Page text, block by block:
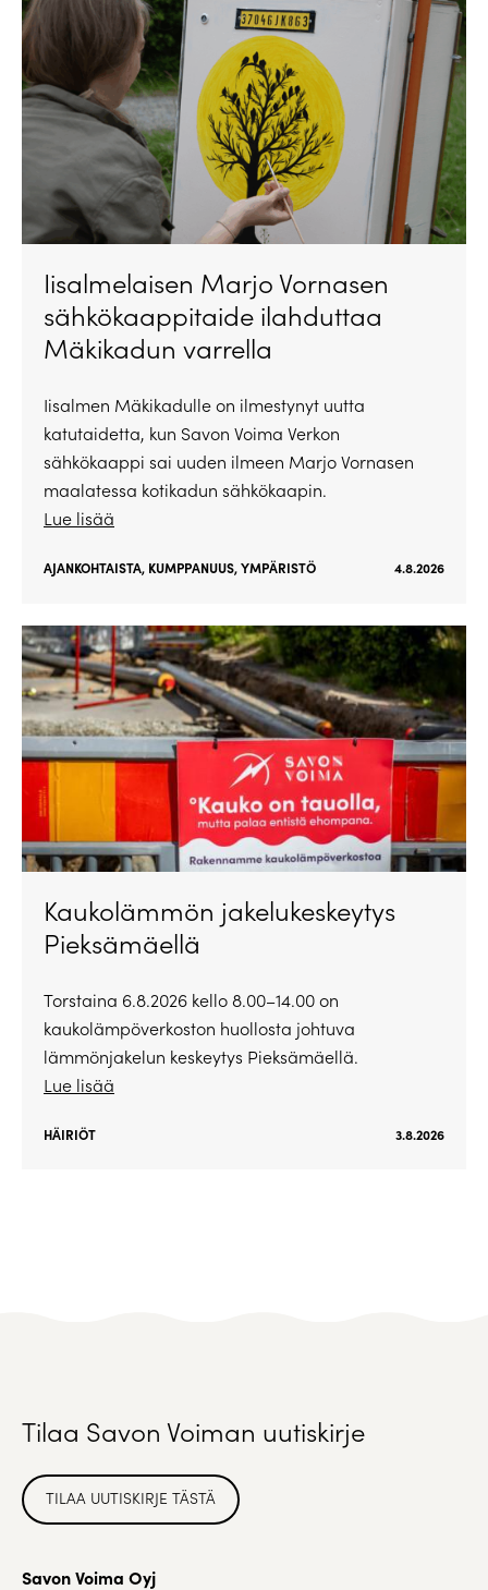
Iisalmelaisen Marjo Vornasen
sähkökaappitaide ilahduttaa
Mäkikadun varrella
Iisalmen Mäkikadulle on ilmestynyt uutta
katutaidetta, kun Savon Voima Verkon
sähkökaappi sai uuden ilmeen Marjo Vornasen
maalatessa kotikadun sähkökaapin.
Lue lisää
AJANKOHTAISTA, KUMPPANUUS,YMPÄRISTÖ 4.8.2026
Kaukolämmön jakelukeskeytys
Pieksämäellä
Torstaina 6.8.2026 kello 8.00–14.00 on
kaukolämpöverkoston huollosta johtuva
lämmönjakelun keskeytys Pieksämäellä.
Lue lisää
HÄIRIÖT 3.8.2026
Tilaa Savon Voiman uutiskirje
TILAA UUTISKIRJE TÄSTÄ
Savon Voima Oyj